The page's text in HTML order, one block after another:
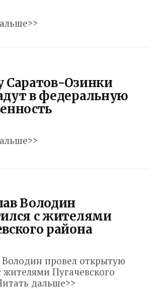
Саратов-Озинки
в федеральную
Володин
с жителями
района
Володин провел открытую
жителями Пугачевского
дальше>>